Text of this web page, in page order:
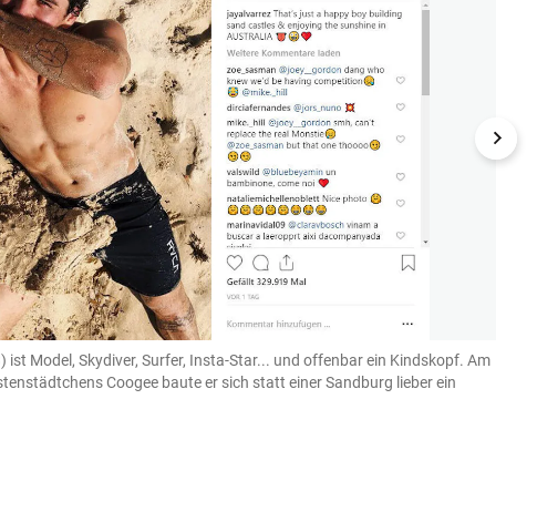
Model, Skydiver, Surfer, Insta-Star... und offenbar ein Kindskopf. Am
Coogee baute er sich statt einer Sandburg lieber ein